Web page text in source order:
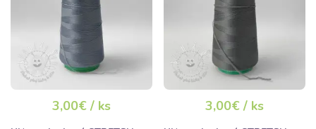
3,00€ / ks 3,00€ / ks